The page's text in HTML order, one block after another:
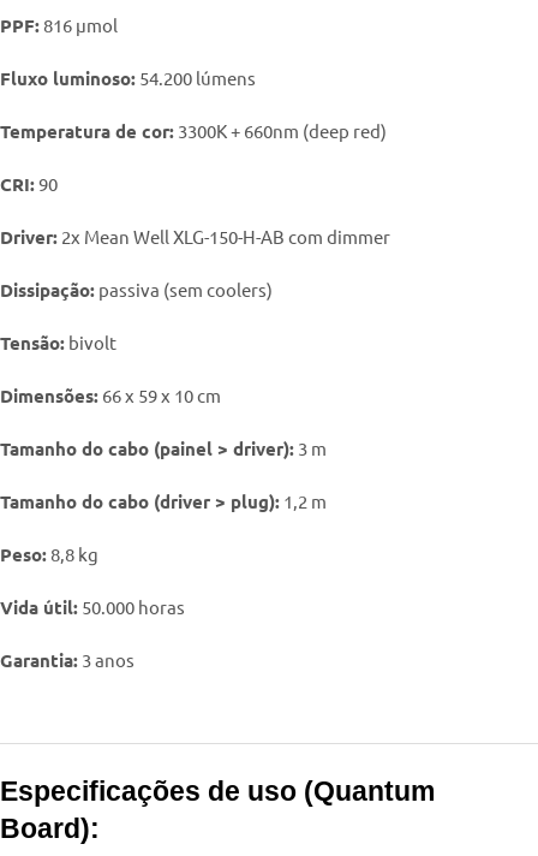
PPF: 816 μmol
Fluxo luminoso: 54.200 lúmens
Temperatura de cor: 3300K + 660nm (deep red)
CRI:90
Driver: 2x Mean Well XLG-150-H-AB com dimmer
Dissipação: passiva (sem coolers)
Tensão: bivolt
Dimensões: 66 x 59 x 10 cm
Tamanho do cabo (painel > driver): 3 m
Tamanho do cabo (driver > plug): 1,2 m
Peso: 8,8 kg
Vida útil: 50.000 horas
Garantia: 3 anos
Especificações de uso (Quantum
Board):